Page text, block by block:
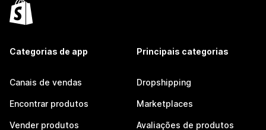
Categorias de app
Canais de vendas
Encontrar produtos
Vender produtos
Principais categorias
Dropshipping
Marketplaces
Avaliações de produtos